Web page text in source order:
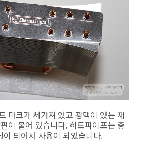
마크가 세겨져 있고 광택이 있는 재
이 붙어 있습니다. 히트파이프는 총
되어서 사용이 되었습니다.